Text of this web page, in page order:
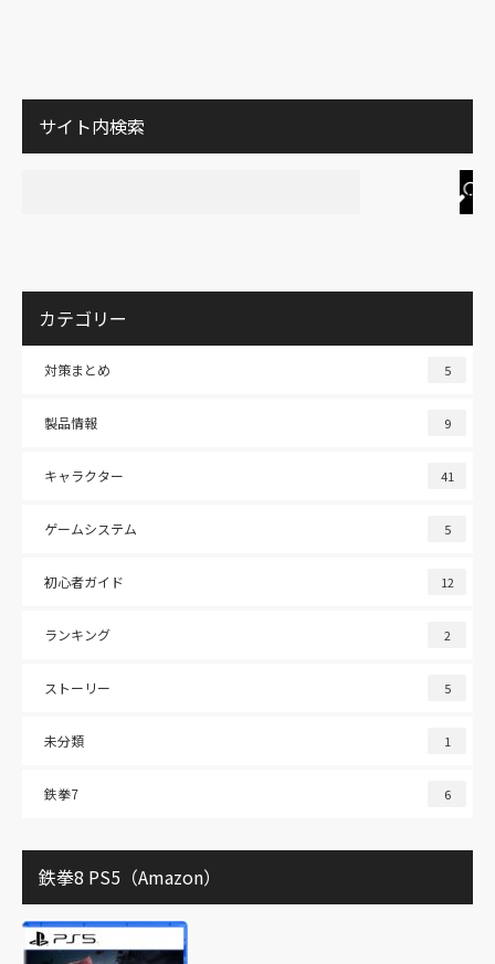
サイト内検索
カテゴリー
対策まとめ 5
製品情報 9
キャラクター 41
ゲームシステム 5
初心者ガイド 12
ランキング 2
ストーリー 5
未分類 1
鉄拳7 6
鉄拳8 PS5（Amazon）